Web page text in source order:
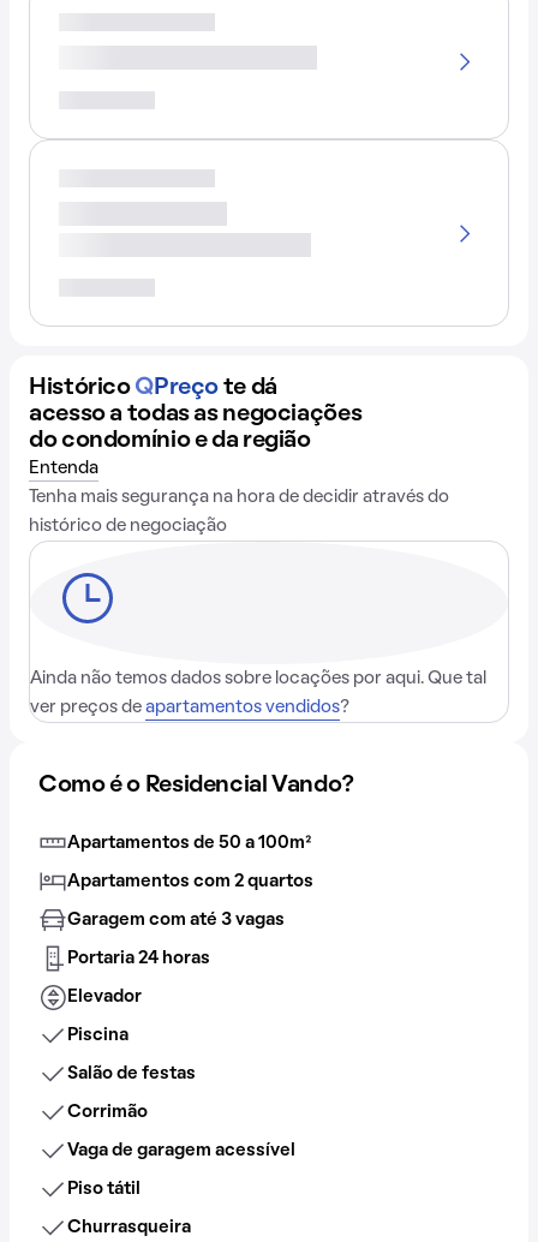
Histórico QPreço te dá
acesso a todas as negociações
do condomínio e da região
Entenda
Tenha mais segurança na hora de decidir através do
histórico de negociação
Ainda não temos dados sobre locações por aqui. Que tal
ver preços de apartamentos vendidos?
Como é o Residencial Vando?
Apartamentos de 50 a 100m²
Apartamentos com 2 quartos
Garagem com até 3 vagas
Portaria 24 horas
Elevador
Piscina
Salão de festas
Corrimão
Vaga de garagem acessível
Piso tátil
Churrasqueira